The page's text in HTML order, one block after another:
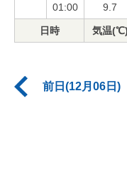
01:00 9.7
日時 気温(℃)
前日(12月06日)